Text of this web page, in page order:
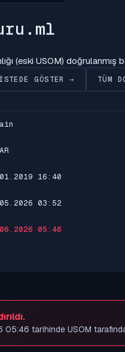
(eski USOM) doğrulanmış
GÖSTER → TÜM
16:40
03:52
05:46
tarihinde USOM